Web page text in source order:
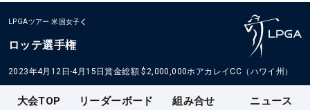
LPGAツアー 米国女子
ロッテ選手権
2023年4月12日-4月15日賞金総額 $2,000,000ホアカレイCC（ハワイ州）
大会TOP リーダーボード 組み合せ ニュース